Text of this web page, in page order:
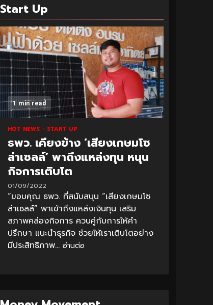
Start Up
1 min read
HOT NEWS START UP
ธพว. เคียงข้าง ‘เสียงเกษมโซ
ล่าเซลล์’ พาถึงแหล่งทุน หนุน
กิจการเติบโต
01/09/2022
“ขอบคุณ ธพว. ที่สนับสนุน “เสียงเกษมโซ
ล่าเซลล์” พาเข้าถึงแหล่งเงินทุน เสริม
สภาพคล่องกิจการ ควบคู่กับการให้คำ
ปรึกษา แนะนำธุรกิจ ช่วยให้เราเติบโตอย่าง
มีประสิทธิภาพ... อ่านต่อ